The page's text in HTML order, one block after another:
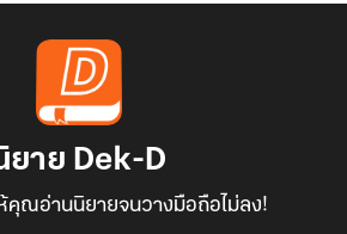
ยาย Dek-D
คุณอ่านนิยายจนวางมือถือไม่ลง!